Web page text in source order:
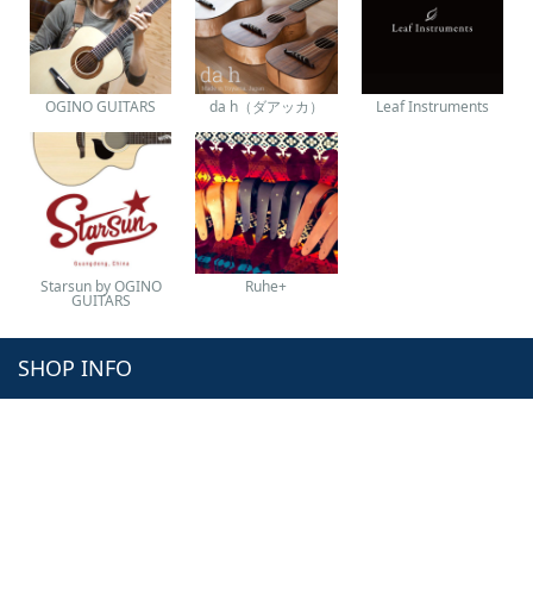
OGINO GUITARS da h（ダアッカ） Leaf Instruments
Starsun by OGINO
GUITARS
Ruhe+
SHOP INFO